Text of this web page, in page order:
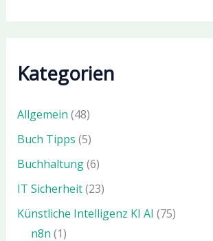
Kategorien
Allgemein (48)
Buch Tipps (5)
Buchhaltung(6)
IT Sicherheit(23)
Künstliche Intelligenz KI AI (75)
n8n (1)